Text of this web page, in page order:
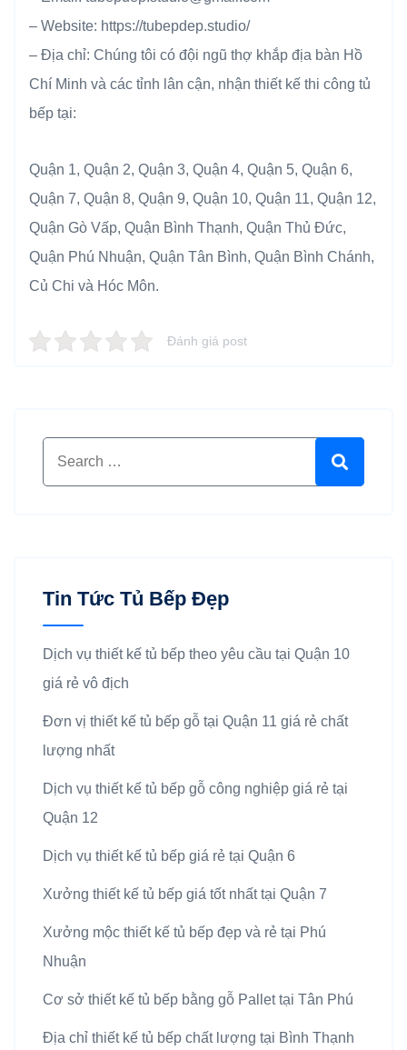
– Website: https://tubepdep.studio/
– Địa chỉ: Chúng tôi có đội ngũ thợ khắp địa bàn Hồ
Chí Minh và các tỉnh lân cận, nhận thiết kế thi công tủ
bếp tại:
Quận 1, Quận 2, Quận 3, Quận 4, Quận 5, Quận 6,
Quận 7, Quận 8, Quận 9, Quận 10, Quận 11, Quận 12,
Quận Gò Vấp, Quận Bình Thạnh, Quận Thủ Đức,
Quận Phú Nhuận, Quận Tân Bình, Quận Bình Chánh,
Củ Chi và Hóc Môn.
Đánh giá post
Tin Tức Tủ Bếp Đẹp
Dịch vụ thiết kế tủ bếp theo yêu cầu tại Quận 10
giá rẻ vô địch
Đơn vị thiết kế tủ bếp gỗ tại Quận 11 giá rẻ chất
lượng nhất
Dịch vụ thiết kế tủ bếp gỗ công nghiệp giá rẻ tại
Quận 12
Dịch vụ thiết kế tủ bếp giá rẻ tại Quận 6
Xưởng thiết kế tủ bếp giá tốt nhất tại Quận 7
Xưởng mộc thiết kế tủ bếp đẹp và rẻ tại Phú
Nhuận
Cơ sở thiết kế tủ bếp bằng gỗ Pallet tại Tân Phú
Địa chỉ thiết kế tủ bếp chất lượng tại Bình Thạnh